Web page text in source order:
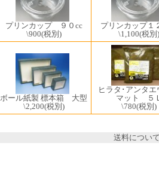
プリンカップ ９０cc
\900(税別)
プリンカップ１
\1,100(税別)
ボール紙製 標本箱 大型
\2,200(税別)
ヒラタ･アンタエ
マット ５
\780(税別)
送料につい